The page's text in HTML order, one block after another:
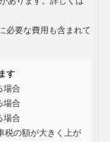
必要な費用も含まれて
す
場合
場合
場合
税の額が大きく上が